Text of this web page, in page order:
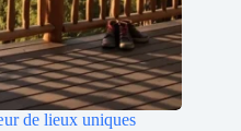
de lieux uniques